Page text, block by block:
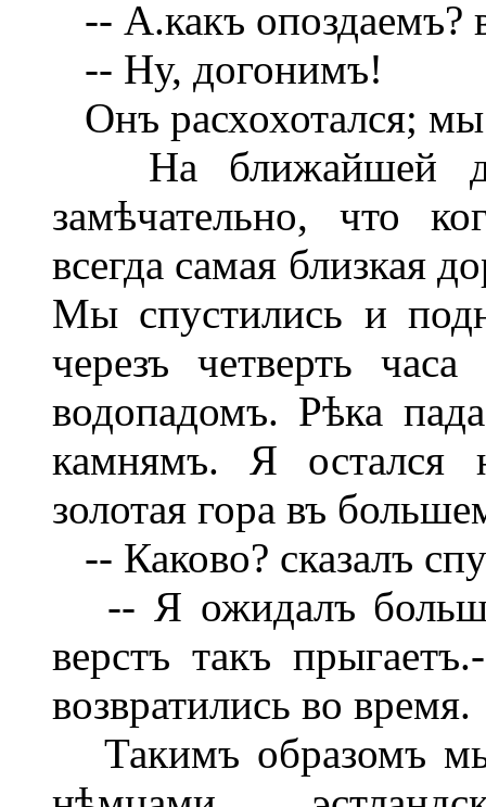
-- А.какъ опоздаемъ?
-- Ну, догонимъ!
Онъ расхохотался; мы
На ближайшей
замѣчательно, что
всегда самая близкая
Мы спустились и
черезъ четверть
водопадомъ. Рѣка
камнямъ. Я остался
золотая гора въ
-- Каково? сказалъ
-- Я ожидалъ
верстъ такъ
возвратились во время.
Такимъ образомъ